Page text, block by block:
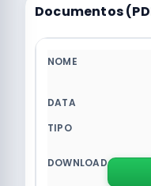
Documentos